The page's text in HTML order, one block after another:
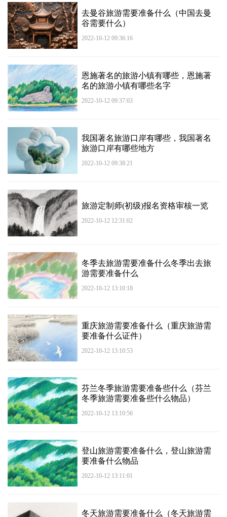
去曼谷旅游需要准备什么（中国去曼
谷需要什么）
2022-10-12 09:36:16
恩施著名的旅游小镇有哪些，恩施著
名的旅游小镇有哪些名字
2022-10-12 09:37:03
我国著名旅游口岸有哪些，我国著名
旅游口岸有哪些地方
2022-10-12 09:38:21
旅游定制师(初级)报名资格审核一览
2022-10-12 12:31:02
冬季去旅游需要准备什么冬季出去旅
游需要准备什么
2022-10-12 13:10:18
重庆旅游需要准备什么（重庆旅游需
要准备什么证件）
2022-10-12 13:10:53
芬兰冬季旅游需要准备些什么（芬兰
冬季旅游需要准备些什么物品）
2022-10-12 13:10:56
登山旅游需要准备什么，登山旅游需
要准备什么物品
2022-10-12 13:11:01
冬天旅游需要准备什么（冬天旅游需